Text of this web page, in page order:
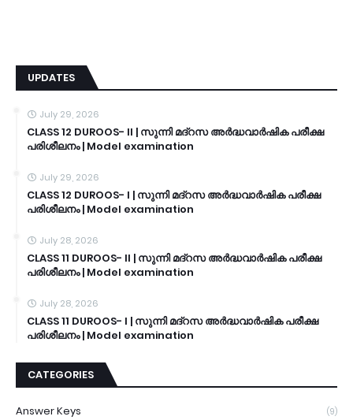
UPDATES
July 29, 2026
CLASS 12 DUROOS- II | സുന്നി മദ്റസ അർദ്ധവാർഷിക പരീക്ഷ
പരിശീലനം | Model examination
July 29, 2026
CLASS 12 DUROOS- I | സുന്നി മദ്റസ അർദ്ധവാർഷിക പരീക്ഷ
പരിശീലനം | Model examination
July 28, 2026
CLASS 11 DUROOS- II | സുന്നി മദ്റസ അർദ്ധവാർഷിക പരീക്ഷ
പരിശീലനം | Model examination
July 28, 2026
CLASS 11 DUROOS- I | സുന്നി മദ്റസ അർദ്ധവാർഷിക പരീക്ഷ
പരിശീലനം | Model examination
CATEGORIES
Answer Keys (9)